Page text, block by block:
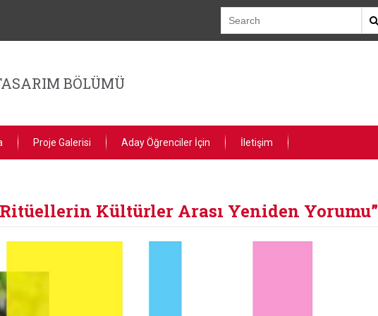
BÖLÜMÜ
Proje Galerisi Aday Öğrenciler İçin İletişim
Kültürler Arası Yeniden Yorumu”